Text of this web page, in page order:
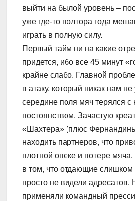
выйти на былой уровень –
уже где-то полтора года
играть в полную силу.
Первый тайм ни на какие
придется, ибо все 45 минут
крайне слабо. Главной
в атаку, который никак нам
середине поля мяч терялся с
постоянством. Зачастую
«Шахтера» (плюс
находить партнеров, что
плотной опеке и потере
в том, что отдающие слишком
просто не видели
применяли командный